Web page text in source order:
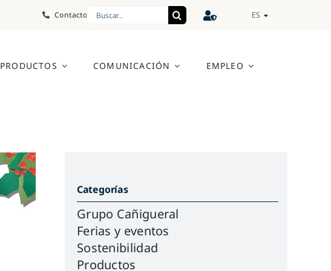
ContactoSearch
ES
PRODUCTOS COMUNICACIÓN EMPLEO
Categorías
Grupo Cañigueral
Ferias y eventos
Sostenibilidad
Productos